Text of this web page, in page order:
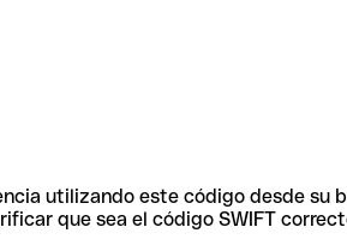
utilizando este código desde su
que sea el código SWIFT